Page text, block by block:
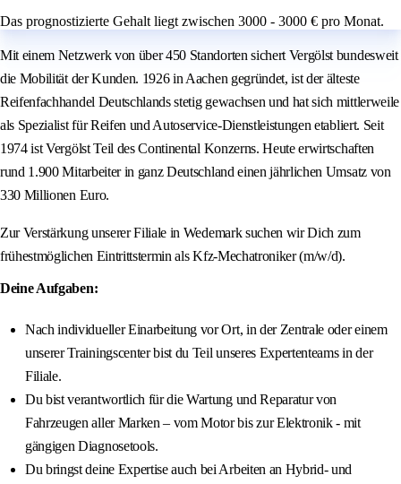
Das prognostizierte Gehalt liegt zwischen 3000 - 3000 € pro Monat.
Mit einem Netzwerk von über 450 Standorten sichert Vergölst bundesweit
die Mobilität der Kunden. 1926 in Aachen gegründet, ist der älteste
Reifenfachhandel Deutschlands stetig gewachsen und hat sich mittlerweile
als Spezialist für Reifen und Autoservice-Dienstleistungen etabliert. Seit
1974 ist Vergölst Teil des Continental Konzerns. Heute erwirtschaften
rund 1.900 Mitarbeiter in ganz Deutschland einen jährlichen Umsatz von
330 Millionen Euro.
Zur Verstärkung unserer Filiale in Wedemark suchen wir Dich zum
frühestmöglichen Eintrittstermin als Kfz-Mechatroniker (m/w/d).
Deine Aufgaben:
Nach individueller Einarbeitung vor Ort, in der Zentrale oder einem
unserer Trainingscenter bist du Teil unseres Expertenteams in der
Filiale.
Du bist verantwortlich für die Wartung und Reparatur von
Fahrzeugen aller Marken – vom Motor bis zur Elektronik - mit
gängigen Diagnosetools.
Du bringst deine Expertise auch bei Arbeiten an Hybrid- und